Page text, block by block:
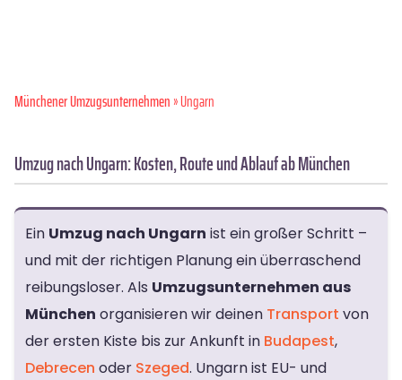
Münchener Umzugsunternehmen» Ungarn
Umzug nach Ungarn: Kosten, Route und Ablauf ab München
Ein Umzug nach Ungarn ist ein großer Schritt –
und mit der richtigen Planung ein überraschend
reibungsloser. Als Umzugsunternehmen aus
München organisieren wir deinen Transport von
der ersten Kiste bis zur Ankunft in Budapest,
Debrecen oder Szeged. Ungarn ist EU- und